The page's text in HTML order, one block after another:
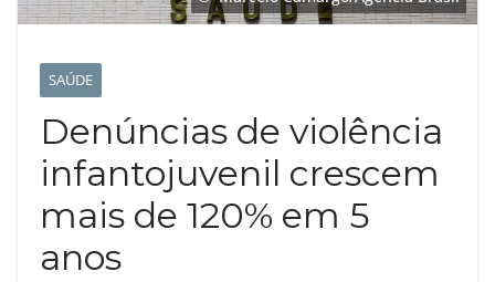
SAÚDE
Denúncias de violência
infantojuvenil crescem
mais de 120% em 5
anos